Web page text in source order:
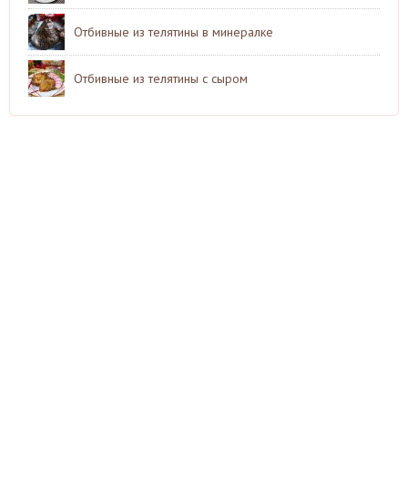
Отбивные из телятины в минералке
Отбивные из телятины с сыром